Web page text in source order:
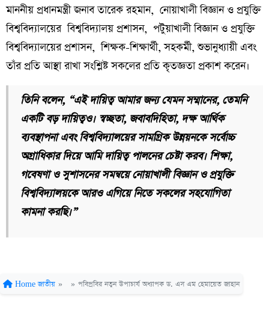
মাননীয় প্রধানমন্ত্রী জনাব তারেক রহমান, নোয়াখালী বিজ্ঞান ও প্রযুক্তি
বিশ্ববিদ্যালয়ের বিশ্ববিদ্যালয় প্রশাসন, পটুয়াখালী বিজ্ঞান ও প্রযুক্তি
বিশ্ববিদ্যালয়ের প্রশাসন, শিক্ষক-শিক্ষার্থী, সহকর্মী, শুভানুধ্যায়ী এবং
তাঁর প্রতি আস্থা রাখা সংশ্লিষ্ট সকলের প্রতি কৃতজ্ঞতা প্রকাশ করেন।
তিনি বলেন, “এই দায়িত্ব আমার জন্য যেমন সম্মানের, তেমনি
একটি বড় দায়িত্বও। স্বচ্ছতা, জবাবদিহিতা, দক্ষ আর্থিক
ব্যবস্থাপনা এবং বিশ্ববিদ্যালয়ের সামগ্রিক উন্নয়নকে সর্বোচ্চ
অগ্রাধিকার দিয়ে আমি দায়িত্ব পালনের চেষ্টা করব। শিক্ষা,
গবেষণা ও সুশাসনের সমন্বয়ে নোয়াখালী বিজ্ঞান ও প্রযুক্তি
বিশ্ববিদ্যালয়কে আরও এগিয়ে নিতে সকলের সহযোগিতা
কামনা করছি।”
Home জাতীয় » » পবিপ্রবির নতুন উপাচার্য অধ্যাপক ড. এস এম হেমায়েত জাহান